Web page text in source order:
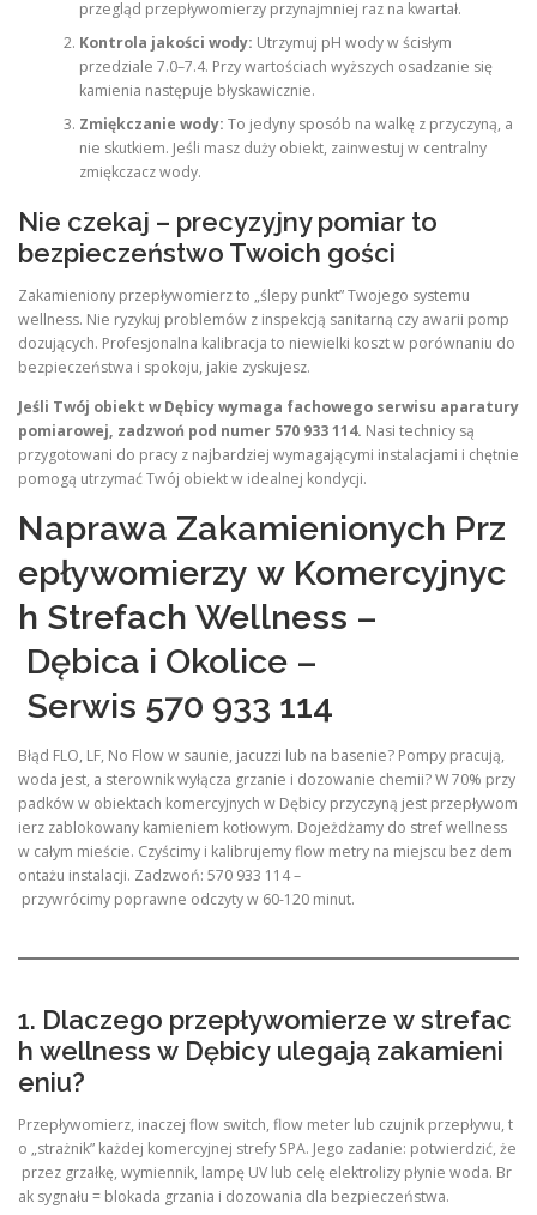
przegląd przepływomierzy przynajmniej raz na kwartał.
Kontrola jakości wody: Utrzymuj pH wody w ścisłym
przedziale 7.0–7.4. Przy wartościach wyższych osadzanie się
kamienia następuje błyskawicznie.
Zmiękczanie wody: To jedyny sposób na walkę z przyczyną, a
nie skutkiem. Jeśli masz duży obiekt, zainwestuj w centralny
zmiękczacz wody.
Nie czekaj – precyzyjny pomiar to
bezpieczeństwo Twoich gości
Zakamieniony przepływomierz to „ślepy punkt” Twojego systemu
wellness. Nie ryzykuj problemów z inspekcją sanitarną czy awarii pomp
dozujących. Profesjonalna kalibracja to niewielki koszt w porównaniu do
bezpieczeństwa i spokoju, jakie zyskujesz.
Jeśli Twój obiekt w Dębicy wymaga fachowego serwisu aparatury
pomiarowej, zadzwoń pod numer 570 933 114. Nasi technicy są
przygotowani do pracy z najbardziej wymagającymi instalacjami i chętnie
pomogą utrzymać Twój obiekt w idealnej kondycji.
Naprawa Zakamienionych Prz
epływomierzy w Komercyjnyc
h Strefach Wellness –
Dębica i Okolice –
Serwis 570 933 114
Błąd FLO, LF, No Flow w saunie, jacuzzi lub na basenie? Pompy pracują,
woda jest, a sterownik wyłącza grzanie i dozowanie chemii? W 70% przy
padków w obiektach komercyjnych w Dębicy przyczyną jest przepływom
ierz zablokowany kamieniem kotłowym. Dojeżdżamy do stref wellness
w całym mieście. Czyścimy i kalibrujemy flow metry na miejscu bez dem
ontażu instalacji. Zadzwoń: 570 933 114 –
przywrócimy poprawne odczyty w 60-120 minut.
1. Dlaczego przepływomierze w strefac
h wellness w Dębicy ulegają zakamieni
eniu?
Przepływomierz, inaczej flow switch, flow meter lub czujnik przepływu, t
o „strażnik” każdej komercyjnej strefy SPA. Jego zadanie: potwierdzić, że
przez grzałkę, wymiennik, lampę UV lub celę elektrolizy płynie woda. Br
ak sygnału = blokada grzania i dozowania dla bezpieczeństwa.